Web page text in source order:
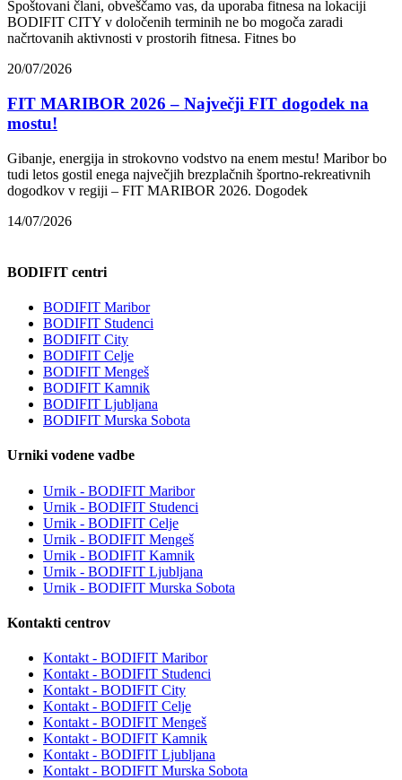
Spoštovani člani, obveščamo vas, da uporaba fitnesa na lokaciji
BODIFIT CITY v določenih terminih ne bo mogoča zaradi
načrtovanih aktivnosti v prostorih fitnesa. Fitnes bo
20/07/2026
FIT MARIBOR 2026 – Največji FIT dogodek na
mostu!
Gibanje, energija in strokovno vodstvo na enem mestu! Maribor bo
tudi letos gostil enega največjih brezplačnih športno-rekreativnih
dogodkov v regiji – FIT MARIBOR 2026. Dogodek
14/07/2026
BODIFIT centri
BODIFIT Maribor
BODIFIT Studenci
BODIFIT City
BODIFIT Celje
BODIFIT Mengeš
BODIFIT Kamnik
BODIFIT Ljubljana
BODIFIT Murska Sobota
Urniki vodene vadbe
Urnik - BODIFIT Maribor
Urnik - BODIFIT Studenci
Urnik - BODIFIT Celje
Urnik - BODIFIT Mengeš
Urnik - BODIFIT Kamnik
Urnik - BODIFIT Ljubljana
Urnik - BODIFIT Murska Sobota
Kontakti centrov
Kontakt - BODIFIT Maribor
Kontakt - BODIFIT Studenci
Kontakt - BODIFIT City
Kontakt - BODIFIT Celje
Kontakt - BODIFIT Mengeš
Kontakt - BODIFIT Kamnik
Kontakt - BODIFIT Ljubljana
Kontakt - BODIFIT Murska Sobota